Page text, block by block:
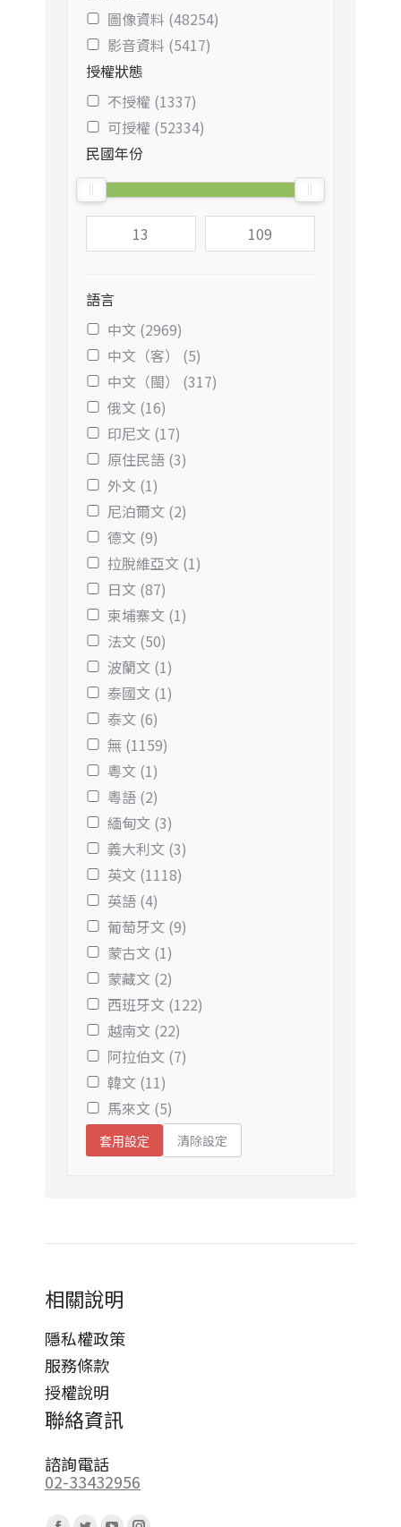
圖像資料 (48254)
影音資料 (5417)
授權狀態
不授權 (1337)
可授權 (52334)
民國年份
語言
中文 (2969)
中文（客） (5)
中文（閩） (317)
俄文 (16)
印尼文 (17)
原住民語 (3)
外文 (1)
尼泊爾文 (2)
德文 (9)
拉脫維亞文 (1)
日文 (87)
柬埔寨文 (1)
法文 (50)
波蘭文 (1)
泰國文 (1)
泰文 (6)
無 (1159)
粵文 (1)
粵語 (2)
緬甸文 (3)
義大利文 (3)
英文 (1118)
英語 (4)
葡萄牙文 (9)
蒙古文 (1)
蒙藏文 (2)
西班牙文 (122)
越南文 (22)
阿拉伯文 (7)
韓文 (11)
馬來文 (5)
套用設定 清除設定
相關說明
隱私權政策
服務條款
授權說明
聯絡資訊
諮詢電話
02-33432956